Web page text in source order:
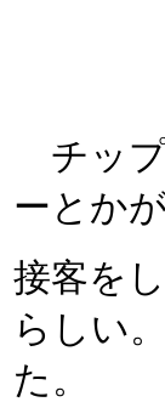
チップ
ーとか
接客を
らしい
た。